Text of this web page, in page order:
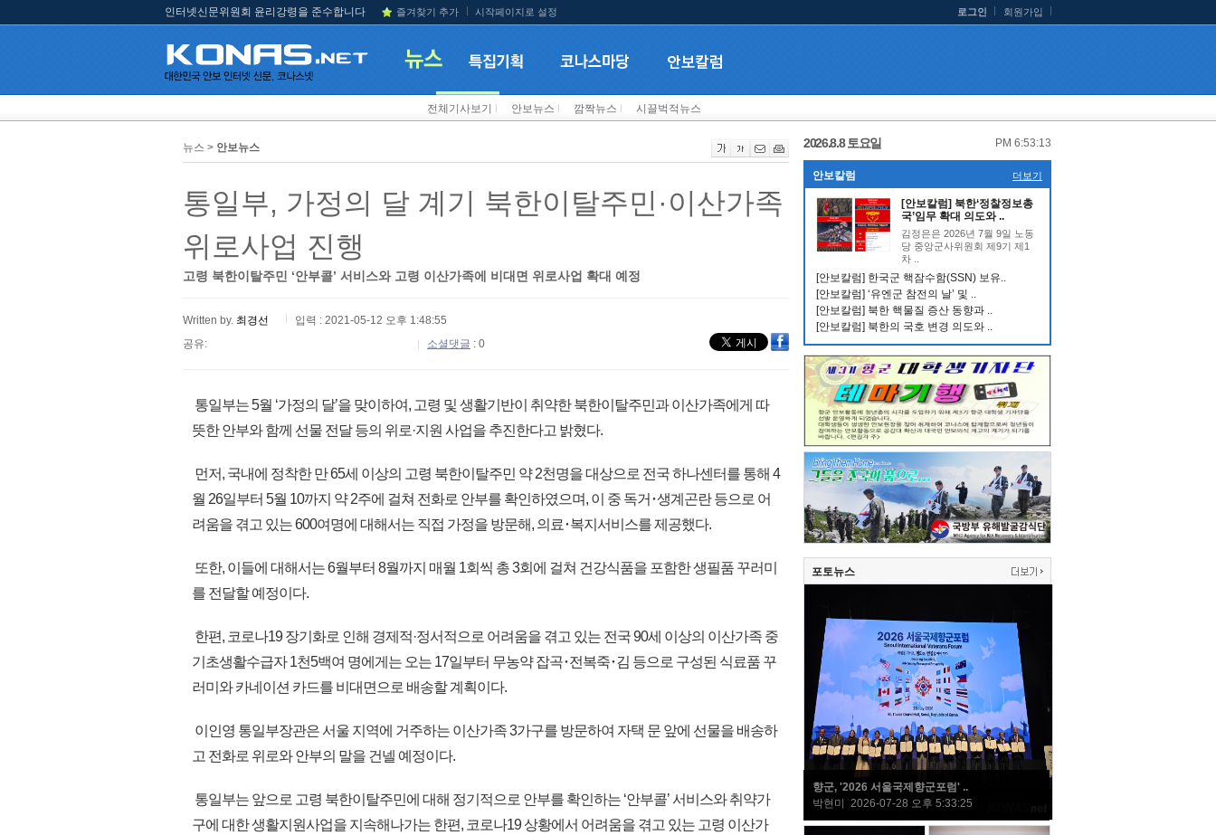
인터넷신문위원회 윤리강령을 준수합니다 즐겨찾기 추가 시작페이지로 설정 로그인 회원가입
전체기사보기 안보뉴스 깜짝뉴스 시끌벅적뉴스
뉴스 > 안보뉴스
통일부, 가정의 달 계기 북한이탈주민·이산가족
위로사업 진행
고령 북한이탈주민 ‘안부콜’ 서비스와 고령 이산가족에 비대면 위로사업 확대 예정
Written by. 최경선
입력 : 2021-05-12 오후 1:48:55
공유:
소셜댓글 : 0
통일부는 5월 ‘가정의 달’을 맞이하여, 고령 및 생활기반이 취약한 북한이탈주민과 이산가족에게 따
뜻한 안부와 함께 선물 전달 등의 위로·지원 사업을 추진한다고 밝혔다.
먼저, 국내에 정착한 만 65세 이상의 고령 북한이탈주민 약 2천명을 대상으로 전국 하나센터를 통해 4
월 26일부터 5월 10까지 약 2주에 걸쳐 전화로 안부를 확인하였으며, 이 중 독거･생계곤란 등으로 어
려움을 겪고 있는 600여명에 대해서는 직접 가정을 방문해, 의료･복지서비스를 제공했다.
또한, 이들에 대해서는 6월부터 8월까지 매월 1회씩 총 3회에 걸쳐 건강식품을 포함한 생필품 꾸러미
를 전달할 예정이다.
한편, 코로나19 장기화로 인해 경제적·정서적으로 어려움을 겪고 있는 전국 90세 이상의 이산가족 중
기초생활수급자 1천5백여 명에게는 오는 17일부터 무농약 잡곡･전복죽･김 등으로 구성된 식료품 꾸
러미와 카네이션 카드를 비대면으로 배송할 계획이다.
이인영 통일부장관은 서울 지역에 거주하는 이산가족 3가구를 방문하여 자택 문 앞에 선물을 배송하
고 전화로 위로와 안부의 말을 건넬 예정이다.
통일부는 앞으로 고령 북한이탈주민에 대해 정기적으로 안부를 확인하는 ‘안부콜’ 서비스와 취약가
구에 대한 생활지원사업을 지속해나가는 한편, 코로나19 상황에서 어려움을 겪고 있는 고령 이산가
2026.8.8 토요일 PM 6:53:14
안보칼럼 더보기
[안보칼럼] 북한‘정찰정보총
국’임무 확대 의도와 ..
김정은은 2026년 7월 9일 노동
당 중앙군사위원회 제9기 제1
차 ..
[안보칼럼] 한국군 핵잠수함(SSN) 보유..
[안보칼럼] ‘유엔군 참전의 날’ 및 ..
[안보칼럼] 북한 핵물질 증산 동향과 ..
[안보칼럼] 북한의 국호 변경 의도와 ..
포토뉴스
향군, '2026 서울국제향군포럼' ..
박현미 2026-07-28 오후 5:33:25